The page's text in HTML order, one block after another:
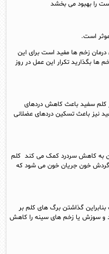
را بهبود می بخشد
است.
درمان زخم ها مفید است برای این
ها بگذارید تکرار این عمل در روز
کلم سفید باعث کاهش دردهای
نیز باعث تسکین دردهای عضلانی
به کاهش سردرد کمک می کند کلم
گردش خون جریان خون می شود که
گذاشتن برگ های کلم بر
و سوزش یا زخم های سینه را کاهش